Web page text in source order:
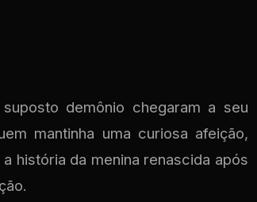
demônio chegaram a seu
mantinha uma curiosa afeição,
história da menina renascida após